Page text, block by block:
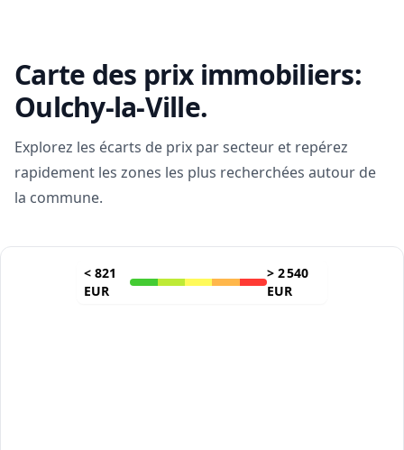
Carte des prix immobiliers:
Oulchy-la-Ville.
Explorez les écarts de prix par secteur et repérez
rapidement les zones les plus recherchées autour de
la commune.
< 821
EUR
> 2 540
EUR